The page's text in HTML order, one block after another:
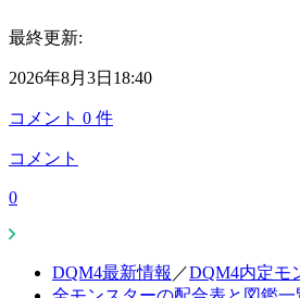
最終更新:
2026年8月3日18:40
コメント 0 件
コメント
0
DQM4最新情報 ／DQM4内定モ